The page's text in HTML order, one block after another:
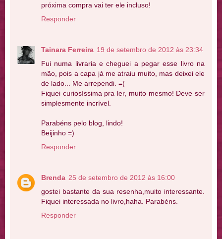
próxima compra vai ter ele incluso!
Responder
Tainara Ferreira 19 de setembro de 2012 às 23:34
Fui numa livraria e cheguei a pegar esse livro na
mão, pois a capa já me atraiu muito, mas deixei ele
de lado... Me arrependi. =(
Fiquei curiosíssima pra ler, muito mesmo! Deve ser
simplesmente incrível.
Parabéns pelo blog, lindo!
Beijinho =)
Responder
Brenda 25 de setembro de 2012 às 16:00
gostei bastante da sua resenha,muito interessante.
Fiquei interessada no livro,haha. Parabéns.
Responder